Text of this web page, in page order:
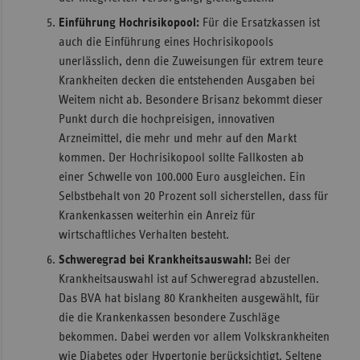
Einführung Hochrisikopool: Für die Ersatzkassen ist
auch die Einführung eines Hochrisikopools
unerlässlich, denn die Zuweisungen für extrem teure
Krankheiten decken die entstehenden Ausgaben bei
Weitem nicht ab. Besondere Brisanz bekommt dieser
Punkt durch die hochpreisigen, innovativen
Arzneimittel, die mehr und mehr auf den Markt
kommen. Der Hochrisikopool sollte Fallkosten ab
einer Schwelle von 100.000 Euro ausgleichen. Ein
Selbstbehalt von 20 Prozent soll sicherstellen, dass für
Krankenkassen weiterhin ein Anreiz für
wirtschaftliches Verhalten besteht.
Schweregrad bei Krankheitsauswahl: Bei der
Krankheitsauswahl ist auf Schweregrad abzustellen.
Das BVA hat bislang 80 Krankheiten ausgewählt, für
die die Krankenkassen besondere Zuschläge
bekommen. Dabei werden vor allem Volkskrankheiten
wie Diabetes oder Hypertonie berücksichtigt. Seltene